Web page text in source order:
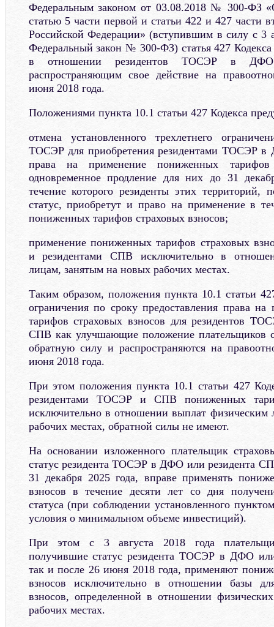
Федеральным законом от 03.08.2018 № 300-ФЗ
статью 5 части первой и статьи 422 и 427 части
Российской Федерации» (вступившим в силу с 3
Федеральный закон № 300-ФЗ) статья 427
в отношении резидентов ТОСЭР в
распространяющим свое действие на
июня 2018 года.
Положениями пункта 10.1 статьи 427 Кодекса
отмена установленного трехлетнего
ТОСЭР для приобретения резидентами ТОСЭР
права на применение пониженных
одновременное продление для них до 31
течение которого резиденты этих территорий,
статус, приобретут и право на применение в
пониженных тарифов страховых взносов;
применение пониженных тарифов страховых
и резидентами СПВ исключительно в
лицам, занятым на новых рабочих местах.
Таким образом, положения пункта 10.1 статьи
ограничения по сроку предоставления права
тарифов страховых взносов для резидентов
СПВ как улучшающие положение плательщиков
обратную силу и распространяются на
июня 2018 года.
При этом положения пункта 10.1 статьи 427
резидентами ТОСЭР и СПВ пониженных
исключительно в отношении выплат
рабочих местах, обратной силы не имеют.
На основании изложенного плательщик
статус резидента ТОСЭР в ДФО или резидента
31 декабря 2025 года, вправе применять
взносов в течение десяти лет со дня
статуса (при соблюдении установленного
условия о минимальном объеме инвестиций).
При этом с 3 августа 2018 года
получившие статус резидента ТОСЭР в ДФО
так и после 26 июня 2018 года, применяют
взносов исключительно в отношении базы
взносов, определенной в отношении
рабочих местах.